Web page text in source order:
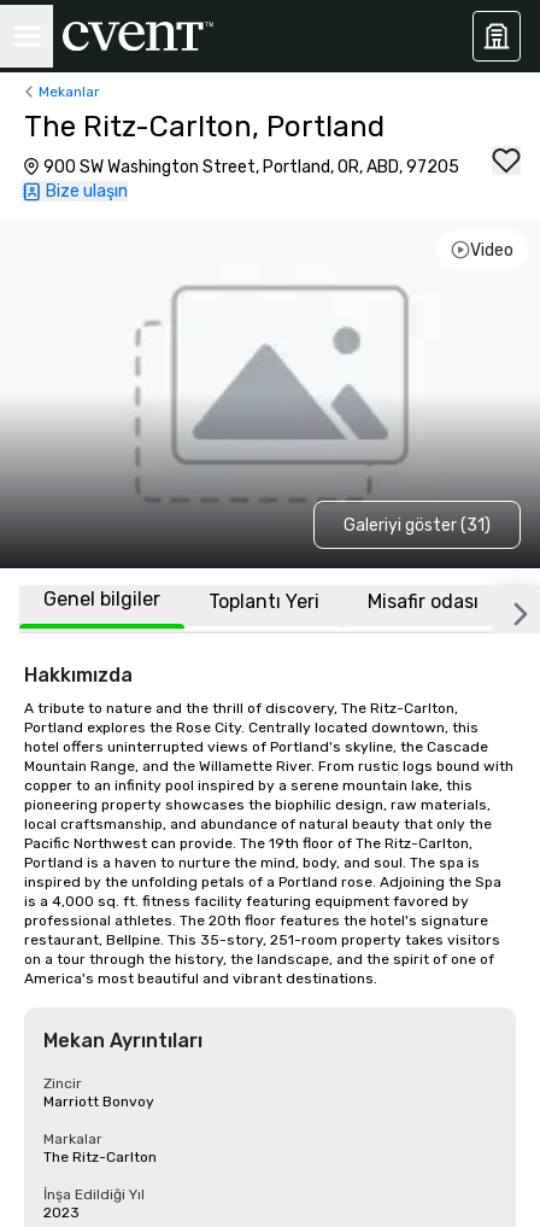
Mekanlar
The Ritz-Carlton, Portland
900 SW Washington Street, Portland, OR, ABD, 97205
Bize ulaşın
Video
Galeriyi göster (31)
Genel bilgiler Toplantı Yeri Misafir odası
Hakkımızda
A tribute to nature and the thrill of discovery, The Ritz-Carlton,
Portland explores the Rose City. Centrally located downtown, this
hotel offers uninterrupted views of Portland's skyline, the Cascade
Mountain Range, and the Willamette River. From rustic logs bound with
copper to an infinity pool inspired by a serene mountain lake, this
pioneering property showcases the biophilic design, raw materials,
local craftsmanship, and abundance of natural beauty that only the
Pacific Northwest can provide. The 19th floor of The Ritz-Carlton,
Portland is a haven to nurture the mind, body, and soul. The spa is
inspired by the unfolding petals of a Portland rose. Adjoining the Spa
is a 4,000 sq. ft. fitness facility featuring equipment favored by
professional athletes. The 20th floor features the hotel's signature
restaurant, Bellpine. This 35-story, 251-room property takes visitors
on a tour through the history, the landscape, and the spirit of one of
America's most beautiful and vibrant destinations.
Mekan Ayrıntıları
Zincir
Marriott Bonvoy
Markalar
The Ritz-Carlton
İnşa Edildiği Yıl
2023